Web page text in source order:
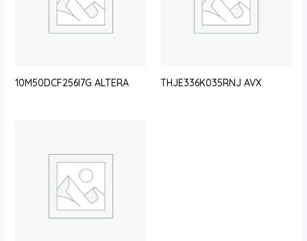
10M50DCF256I7G ALTERA THJE336K035RNJ AVX